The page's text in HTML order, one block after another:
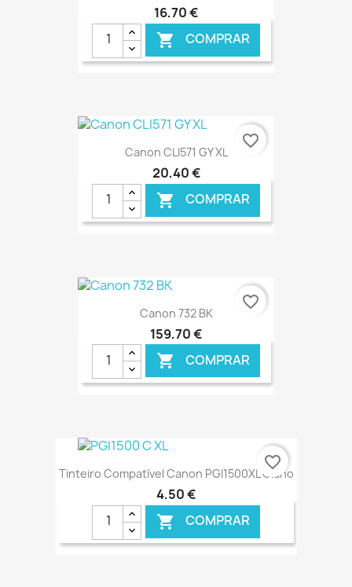
16,70 €
 COMPRAR
€ ONLINE
Canon CLI571 GY XL
20,40 €
 COMPRAR
€ ONLINE
favorite_border
Canon 732 BK
159,70 €
 COMPRAR
€ ONLINE
favorite_border
Tinteiro Compatível Canon PGI1500XL Ciano
4,50 €
 COMPRAR
favorite_border